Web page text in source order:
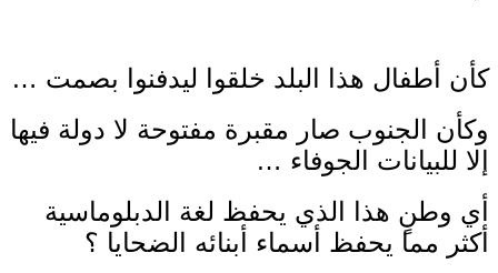
كأن أطفال هذا البلد خلقوا ليدفنوا بصمت …
وكأن الجنوب صار مقبرة مفتوحة لا دولة فيها
إلا للبيانات الجوفاء …
أي وطنٍ هذا الذي يحفظ لغة الدبلوماسية
أكثر مما يحفظ أسماء أبنائه الضحايا ؟